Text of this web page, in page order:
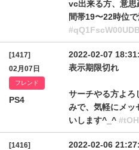
vc出来る方、意思
間帯19〜22時位
[1417]
02月07日
フレンド
PS4
2022-02-07
表示期限切れ
サーチやる方よろ
みで、気軽にメッ
いします^_^
[1416]
2022-02-06